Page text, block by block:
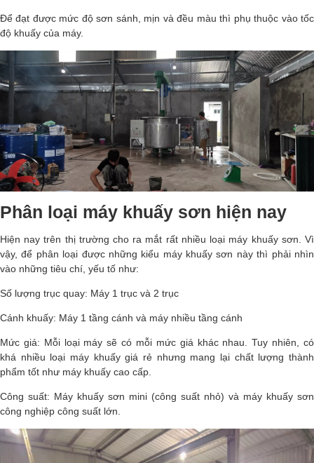
Để đạt được mức độ sơn sánh, mịn và đều màu thì phụ thuộc vào tốc
độ khuấy của máy.
Phân loại máy khuấy sơn hiện nay
Hiện nay trên thị trường cho ra mắt rất nhiều loại máy khuấy sơn. Vì
vậy, để phân loại được những kiểu máy khuấy sơn này thì phải nhìn
vào những tiêu chí, yếu tố như:
Số lượng trục quay: Máy 1 trục và 2 trục
Cánh khuấy: Máy 1 tầng cánh và máy nhiều tầng cánh
Mức giá: Mỗi loại máy sẽ có mỗi mức giá khác nhau. Tuy nhiên, có
khá nhiều loại máy khuấy giá rẻ nhưng mang lại chất lượng thành
phẩm tốt như máy khuấy cao cấp.
Công suất: Máy khuấy sơn mini (công suất nhỏ) và máy khuấy sơn
công nghiệp công suất lớn.